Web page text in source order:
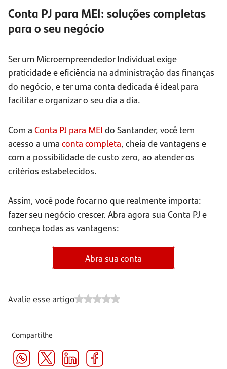
Conta PJ para MEI: soluções completas
para o seu negócio
Ser um Microempreendedor Individual exige
praticidade e eficiência na administração das finanças
do negócio, e ter uma conta dedicada é ideal para
facilitar e organizar o seu dia a dia.
Com a Conta PJ para MEI do Santander, você tem
acesso a uma conta completa, cheia de vantagens e
com a possibilidade de custo zero, ao atender os
critérios estabelecidos.
Assim, você pode focar no que realmente importa:
fazer seu negócio crescer. Abra agora sua Conta PJ e
conheça todas as vantagens:
Abra sua conta
Avalie esse artigo
Compartilhe